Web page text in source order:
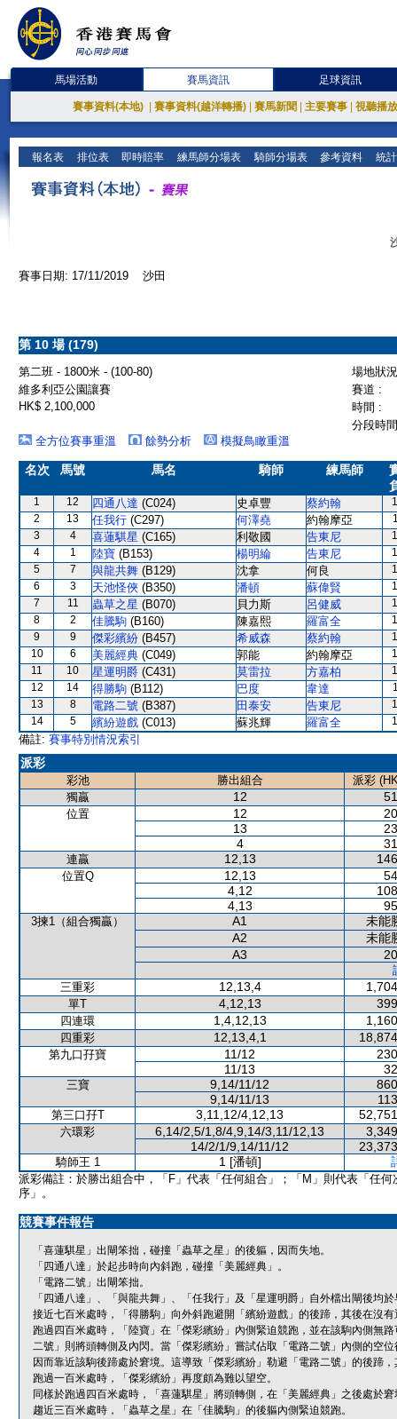
馬場活動 賽馬資訊 足球資訊
賽事資料(本地) 賽事資料(越洋轉播) 賽馬新聞 主要賽事 視聽播
報名表 排位表 即時賠率 練馬師分場表 騎師分場表 參考資料 統
賽事日期: 17/11/2019 沙田
第 10 場 (179)
第二班 - 1800米 - (100-80)
場地狀
維多利亞公園讓賽
賽道 :
HK$ 2,100,000
時間 :
分段時
全方位賽事重溫
餘勢分析 模擬鳥瞰重溫
名次 馬號 馬名 騎師 練馬師
1 12 四通八達 (C024) 史卓豐 蔡約翰
2
13 任我行 (C297) 何澤堯 約翰摩亞
3
4 喜蓮騏星 (C165) 利敬國 告東尼
4
1 陸寶 (B153) 楊明綸 告東尼
5
7 與龍共舞 (B129) 沈拿 何良
6
3 天池怪俠 (B350) 潘頓 蘇偉賢
7
11 蟲草之星 (B070) 貝力斯 呂健威
8
2 佳騰駒 (B160) 陳嘉熙 羅富全
9
9 傑彩繽紛 (B457) 希威森 蔡約翰
10
6 美麗經典 (C049) 郭能 約翰摩亞
11
10 星運明爵 (C431) 莫雷拉 方嘉柏
12
14 得勝駒 (B112) 巴度 韋達
13
8 電路二號 (B387) 田泰安 告東尼
14
5 繽紛遊戲 (C013) 蘇兆輝 羅富全
備註: 賽事特別情況索引
派彩
彩池 勝出組合
派彩
獨贏
12
位置 12
13
4
連贏 12,13
位置Q 12,13
4,12
4,13
3揀1（組合獨贏） A1
未能
A2
未能
A3
三重彩
12,13,4
單T 4,12,13
四連環 1,4,12,13
四重彩 12,13,4,1
第九口孖寶 11/12
11/13
三寶 9,14/11/12
9,14/11/13
第三口孖T 3,11,12/4,12,13
六環彩 6,14/2,5/1,8/4,9,14/3,11/12,13
14/2/1/9,14/11/12
騎師王 1 1 [潘頓]
派彩備註：於勝出組合中，「F」代表「任何組合」；「M」則代表「任何
序」。
競賽事件報告
「喜蓮騏星」出閘笨拙，碰撞「蟲草之星」的後軀，因而失地。
「四通八達」於起步時向內斜跑，碰撞「美麗經典」。
「電路二號」出閘笨拙。
「四通八達」、「與龍共舞」、「任我行」及「星運明爵」自外檔出閘後均
接近七百米處時，「得勝駒」向外斜跑避開「繽紛遊戲」的後蹄，其後在沒
跑過四百米處時，「陸寶」在「傑彩繽紛」內側緊迫競跑，並在該駒內側無
二號」則將頭轉側及內閃。當「傑彩繽紛」嘗試佔取「電路二號」內側的空
因而靠近該駒後蹄處於窘境。這導致「傑彩繽紛」勒避「電路二號」的後蹄
跑過一百米處時，「傑彩繽紛」再度頗為難以望空。
同樣於跑過四百米處時，「喜蓮騏星」將頭轉側，在「美麗經典」之後處於窘
趨近三百米處時，「蟲草之星」在「佳騰駒」的後軀內側緊迫競跑。